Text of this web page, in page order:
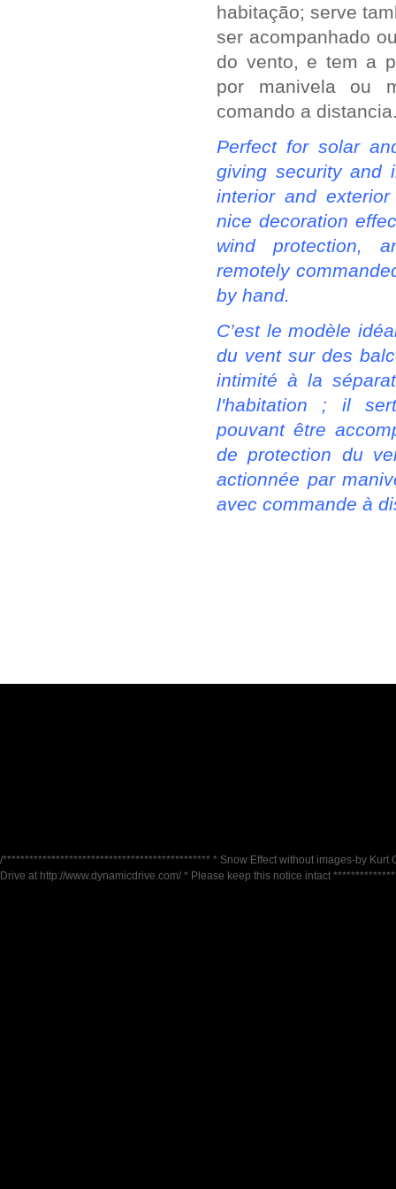
habitação; serve
ser acompanhado
do vento, e tem a
por manivela ou
comando a
Perfect for solar
giving security and
interior and
nice decoration
wind protection,
remotely
by hand.
C’est le modèle
du vent sur des
intimité à la
l'habitation ; il
pouvant être
de protection du
actionnée par
avec commande à
/*********************************************** * Snow Effect without images-by Kurt
Drive at http://www.dynamicdrive.com/ * Please keep this notice intact